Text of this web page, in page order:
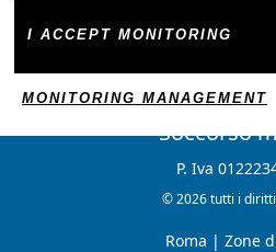
Soccorso
P. Iva
© 2026 tutti i
Roma | Zone
I ACCEPT MONITORING
MONITORING MANAGEMENT